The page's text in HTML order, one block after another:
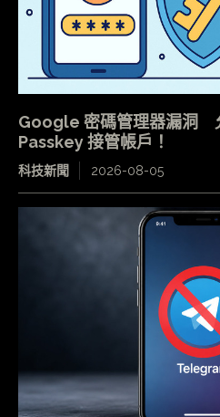
Google 密碼管理器漏洞
Passkey 接管帳戶！
科技新聞 2026-08-05